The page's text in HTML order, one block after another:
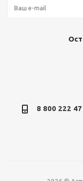
8 800 222